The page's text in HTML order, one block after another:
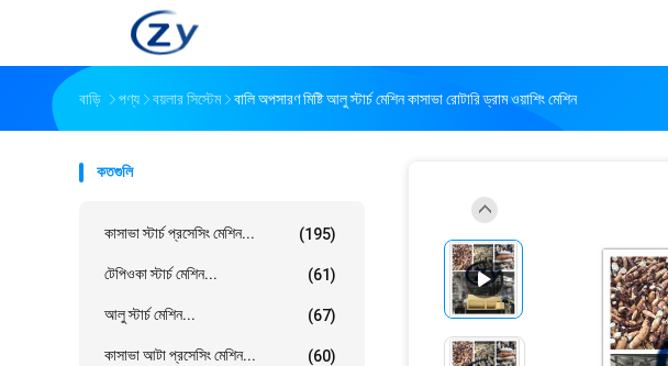
বাড়ি পণ্য বয়লার সিস্টেম বালি অপসারণ মিষ্টি আলু স্টার্চ মেশিন কাসাভা রোটারি ড্রাম ওয়াশিং মেশিন
কতগুলি
কাসাভা স্টার্চ প্রসেসিং মেশিন... (195)
টেপিওকা স্টার্চ মেশিন... (61)
আলু স্টার্চ মেশিন... (67)
কাসাভা আটা প্রসেসিং মেশিন... (60)